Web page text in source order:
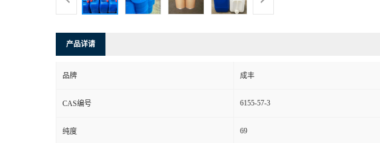
产品详请
品牌 成丰
CAS编号 6155-57-3
纯度 69